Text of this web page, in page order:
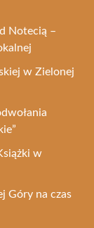
Notecią –
w Zielonej
w
Góry na czas